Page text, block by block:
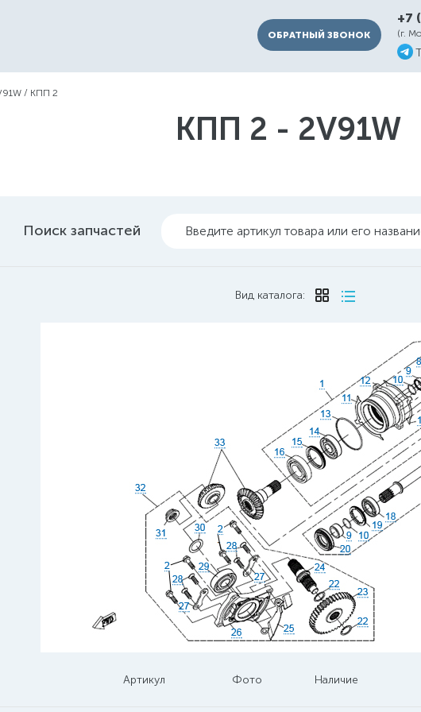
ОБРАТНЫЙ ЗВОНОК
+7
(г.
/ КПП 2
КПП 2 - 2V91W
Поиск запчастей Введите артикул товара или его
Вид каталога:
Артикул Фото Наличие